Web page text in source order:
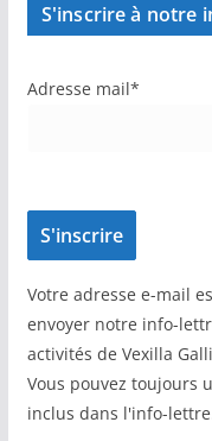
S'inscrire à notre
Adresse mail*
Votre adresse e-mail
envoyer notre info-
activités de Vexilla
Vous pouvez toujours
inclus dans l'info-